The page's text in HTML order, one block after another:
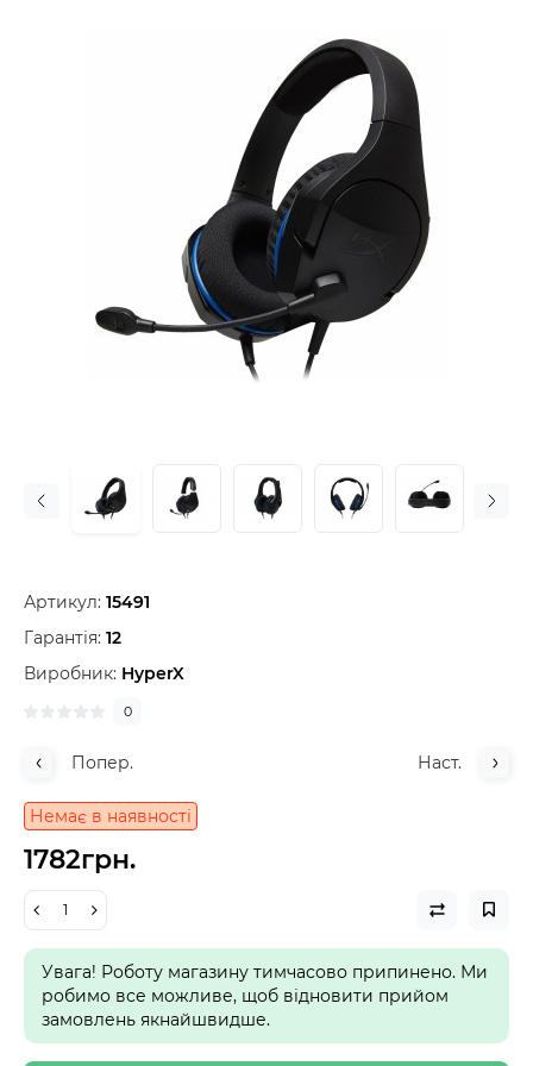
Артикул: 15491
Гарантія: 12
Виробник: HyperX
0
Попер. Наст.
Немає в наявності
1782грн.
Увага! Роботу магазину тимчасово припинено. Ми
робимо все можливе, щоб відновити прийом
замовлень якнайшвидше.